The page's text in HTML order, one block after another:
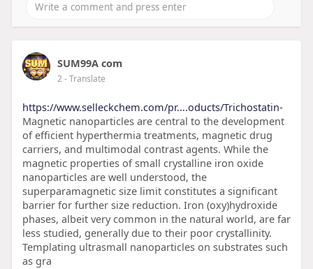
SUM99A com
2- Translate
https://www.selleckchem.com/pr....oducts/Trichostatin-
Magnetic nanoparticles are central to the development
of efficient hyperthermia treatments, magnetic drug
carriers, and multimodal contrast agents. While the
magnetic properties of small crystalline iron oxide
nanoparticles are well understood, the
superparamagnetic size limit constitutes a significant
barrier for further size reduction. Iron (oxy)hydroxide
phases, albeit very common in the natural world, are far
less studied, generally due to their poor crystallinity.
Templating ultrasmall nanoparticles on substrates such
as gra